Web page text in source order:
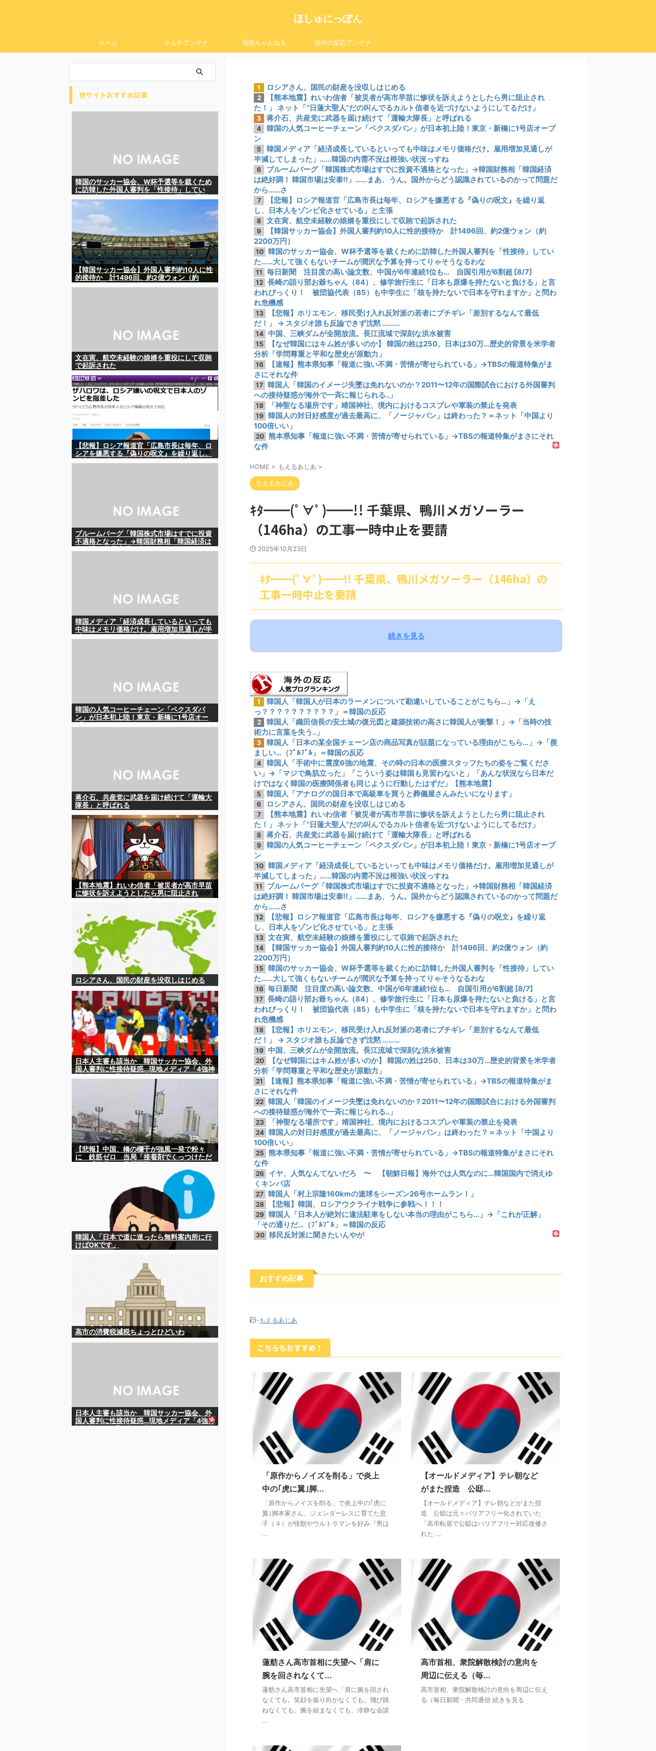
ほしゅにっぽん
ホーム キムチアンテナ 我無ちゃんねる 海外の反応アンテナ
1 ロシアさん、国民の財産を没収しはじめる
2
【熊本地震】れいわ信者「被災者が高市早苗に惨状を訴えようとしたら男に阻止され
た！」 ネット「“日蓮大聖人”だの叫んでるカルト信者を近づけないようにしてるだけ」
3 蒋介石、共産党に武器を届け続けて「運輸大隊長」と呼ばれる
4
韓国の人気コーヒーチェーン「ペクスダバン」が日本初上陸！東京・新橋に1号店オープ
ン
5
韓国メディア「経済成長しているといっても中味はメモリ価格だけ。雇用増加見通しが
半減してしまった」……韓国の内需不況は根強い状況っすね
6
ブルームバーグ「韓国株式市場はすでに投資不適格となった」→韓国財務相「韓国経済
は絶好調！ 韓国市場は安泰!!」……まあ、うん。国外からどう認識されているのかって問題だ
から……さ
7
【悲報】ロシア報道官「広島市長は毎年、ロシアを嫌悪する『偽りの呪文』を繰り返
し、日本人をゾンビ化させている」と主張
8 文在寅、航空未経験の娘婿を重役にして収賄で起訴された
9
【韓国サッカー協会】外国人審判約10人に性的接待か 計1496回、約2億ウォン（約
2200万円）
10 韓国のサッカー協会、W杯予選等を裁くために訪韓した外国人審判を「性接待」してい
た……大して強くもないチームが潤沢な予算を持ってりゃそうなるわな
11 毎日新聞 注目度の高い論文数、中国が6年連続1位も… 自国引用が6割超 [8/7]
12 長崎の語り部お爺ちゃん（84）、修学旅行生に「日本も原爆を持たないと負ける」と言
われびっくり！ 被団協代表（85）も中学生に「核を持たないで日本を守れますか」と問わ
れ危機感
13
【悲報】ホリエモン、移民受け入れ反対派の若者にブチギレ「差別するなんて最低
だ！」 → スタジオ誰も反論できず沈黙 ………
14 中国、三峡ダムが全開放流。長江流域で深刻な洪水被害
15
【なぜ韓国にはキム姓が多いのか】 韓国の姓は250、日本は30万…歴史的背景を米学者
分析「学問尊重と平和な歴史が原動力」
16
【速報】熊本県知事「報道に強い不満・苦情が寄せられている」→TBSの報道特集がま
さにそれな件
17 韓国人「韓国のイメージ失墜は免れないのか？2011〜12年の国際試合における外国審判
への接待疑惑が海外で一斉に報じられる‥」
18 「神聖なる場所です」靖国神社、境内におけるコスプレや軍装の禁止を発表
19
韓国人の対日好感度が過去最高に、「ノージャパン」は終わった？＝ネット「中国より
100倍いい」
20 熊本県知事「報道に強い不満・苦情が寄せられている」→TBSの報道特集がまさにそれ
な件
HOME > もえるあじあ >
もえるあじあ
ｷﾀ━━(ﾟ∀ﾟ)━━!! 千葉県、鴨川メガソーラー
（146ha）の工事一時中止を要請
2025年10月23日
ｷﾀ━━(ﾟ∀ﾟ)━━!! 千葉県、鴨川メガソーラー（146ha）の
工事一時中止を要請
続きを見る
1
韓国人「韓国人が日本のラーメンについて勘違いしていることがこちら…」→「え
っ？？？？？？？？？？」＝韓国の反応
2
韓国人「織田信長の安土城の復元図と建築技術の高さに韓国人が衝撃！」→「当時の技
術力に言葉を失う‥」
3
韓国人「日本の某全国チェーン店の商品写真が話題になっている理由がこちら…」→「羨
ましい…（ﾌﾞﾙﾌﾞﾙ」＝韓国の反応
4
韓国人「手術中に震度6強の地震、その時の日本の医療スタッフたちの姿をご覧くださ
い」→「マジで鳥肌立った」「こういう姿は韓国も見習わないと」「あんな状況なら日本だ
けではなく韓国の医療関係者も同じように行動したはずだ」【熊本地震】
5 韓国人「アナログの国日本で高級車を買うと葬儀屋さんみたいになります」
6 ロシアさん、国民の財産を没収しはじめる
7
【熊本地震】れいわ信者「被災者が高市早苗に惨状を訴えようとしたら男に阻止され
た！」 ネット「“日蓮大聖人”だの叫んでるカルト信者を近づけないようにしてるだけ」
8 蒋介石、共産党に武器を届け続けて「運輸大隊長」と呼ばれる
9
韓国の人気コーヒーチェーン「ペクスダバン」が日本初上陸！東京・新橋に1号店オープ
ン
10 韓国メディア「経済成長しているといっても中味はメモリ価格だけ。雇用増加見通しが
半減してしまった」……韓国の内需不況は根強い状況っすね
11
ブルームバーグ「韓国株式市場はすでに投資不適格となった」→韓国財務相「韓国経済
は絶好調！ 韓国市場は安泰!!」……まあ、うん。国外からどう認識されているのかって問題だ
から……さ
12
【悲報】ロシア報道官「広島市長は毎年、ロシアを嫌悪する『偽りの呪文』を繰り返
し、日本人をゾンビ化させている」と主張
13 文在寅、航空未経験の娘婿を重役にして収賄で起訴された
14
【韓国サッカー協会】外国人審判約10人に性的接待か 計1496回、約2億ウォン（約
2200万円）
15
韓国のサッカー協会、W杯予選等を裁くために訪韓した外国人審判を「性接待」してい
た……大して強くもないチームが潤沢な予算を持ってりゃそうなるわな
16 毎日新聞 注目度の高い論文数、中国が6年連続1位も… 自国引用が6割超 [8/7]
17 長崎の語り部お爺ちゃん（84）、修学旅行生に「日本も原爆を持たないと負ける」と言
われびっくり！ 被団協代表（85）も中学生に「核を持たないで日本を守れますか」と問わ
れ危機感
18
【悲報】ホリエモン、移民受け入れ反対派の若者にブチギレ「差別するなんて最低
だ！」 → スタジオ誰も反論できず沈黙 ………
19 中国、三峡ダムが全開放流。長江流域で深刻な洪水被害
20
【なぜ韓国にはキム姓が多いのか】 韓国の姓は250、日本は30万…歴史的背景を米学者
分析「学問尊重と平和な歴史が原動力」
21
【速報】熊本県知事「報道に強い不満・苦情が寄せられている」→TBSの報道特集がま
さにそれな件
22 韓国人「韓国のイメージ失墜は免れないのか？2011〜12年の国際試合における外国審判
への接待疑惑が海外で一斉に報じられる‥」
23 「神聖なる場所です」靖国神社、境内におけるコスプレや軍装の禁止を発表
24 韓国人の対日好感度が過去最高に、「ノージャパン」は終わった？＝ネット「中国より
100倍いい」
25
熊本県知事「報道に強い不満・苦情が寄せられている」→TBSの報道特集がまさにそれ
な件
26
イヤ、人気なんてないだろ 〜 【朝鮮日報】海外では人気なのに…韓国国内で消えゆ
くキンパ店
27 韓国人「村上宗隆160kmの速球をシーズン26号ホームラン！」
28 【悲報】韓国、ロシアウクライナ戦争に参戦へ！！！
29
韓国人「日本人が絶対に違法駐車をしない本当の理由がこちら…」→「これが正解」
「その通りだ…（ﾌﾞﾙﾌﾞﾙ」＝韓国の反応
30 移民反対派に聞きたいんやが
おすすめ記事
-もえるあじあ
こちらもおすすめ！
「原作からノイズを削る」で炎上
中の｢虎に翼｣脚...
「原作からノイズを削る」で炎上中の｢虎に
翼｣脚本家さん、ジェンダーレスに育てた息
子（４）が怪獣やウルトラマンを好み『男は
...
【オールドメディア】テレ朝など
がまた捏造 公邸...
【オールドメディア】テレ朝などがまた捏
造 公邸は元々バリアフリー化されていた
「高市転居で公邸はバリアフリー対応改修さ
れた ...
蓮舫さん高市首相に失望へ「肩に
腕を回されなくて...
蓮舫さん高市首相に失望へ「肩に腕を回され
なくても。笑顔を振り向かなくても。飛び跳
ねなくても。腕を組まなくても。冷静な会談
...
高市首相、衆院解散検討の意向を
周辺に伝える（毎...
高市首相、衆院解散検討の意向を周辺に伝え
る（毎日新聞・共同通信 続きを見る
他サイトおすすめ記事
韓国のサッカー協会、W杯予選等を裁くため
に訪韓した外国人審判を「性接待」してい
を持ってりゃそうなるわな
【韓国サッカー協会】外国人審判約10人に性
的接待か 計1496回、約2億ウォン（約
文在寅、航空未経験の娘婿を重役にして収賄
で起訴された
【悲報】ロシア報道官「広島市長は毎年、ロ
シアを嫌悪する『偽りの呪文』を繰り返し、
ブルームバーグ「韓国株式市場はすでに投資
不適格となった」→韓国財務相「韓国経済は
韓国メディア「経済成長しているといっても
中味はメモリ価格だけ。雇用増加見通しが半
韓国の人気コーヒーチェーン「ペクスダバ
ン」が日本初上陸！東京・新橋に1号店オー
蒋介石、共産党に武器を届け続けて「運輸大
隊長」と呼ばれる
【熊本地震】れいわ信者「被災者が高市早苗
に惨状を訴えようとしたら男に阻止され
ルト信者を近づけないようにしてるだけ」
ロシアさん、国民の財産を没収しはじめる
日本人主審も該当か 韓国サッカー協会、外
国人審判に性接待疑惑…現地メディア「4強神
【悲報】中国、橋の欄干が強風一発で粉々
に 鉄筋ゼロ 当局「接着剤でくっつけただ
韓国人「日本で道に迷ったら無料案内所に行
けばOKです」
高市の消費税減税ちょっとひどいわ
日本人主審も該当か 韓国サッカー協会、外
国人審判に性接待疑惑…現地メディア「4強神